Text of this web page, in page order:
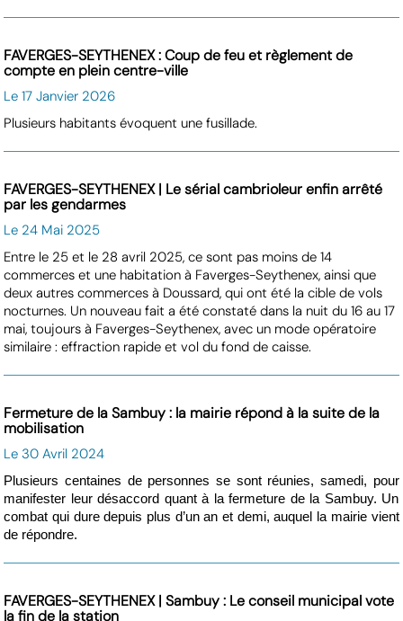
FAVERGES-SEYTHENEX : Coup de feu et règlement de
compte en plein centre-ville
Le 17 Janvier 2026
Plusieurs habitants évoquent une fusillade.
FAVERGES-SEYTHENEX | Le sérial cambrioleur enfin arrêté
par les gendarmes
Le 24 Mai 2025
Entre le 25 et le 28 avril 2025, ce sont pas moins de 14
commerces et une habitation à Faverges-Seythenex, ainsi que
deux autres commerces à Doussard, qui ont été la cible de vols
nocturnes. Un nouveau fait a été constaté dans la nuit du 16 au 17
mai, toujours à Faverges-Seythenex, avec un mode opératoire
similaire : effraction rapide et vol du fond de caisse.
Fermeture de la Sambuy : la mairie répond à la suite de la
mobilisation
Le 30 Avril 2024
Plusieurs centaines de personnes se sont réunies, samedi, pour
manifester leur désaccord quant à la fermeture de la Sambuy. Un
combat qui dure depuis plus d’un an et demi, auquel la mairie vient
de répondre.
FAVERGES-SEYTHENEX | Sambuy : Le conseil municipal vote
la fin de la station